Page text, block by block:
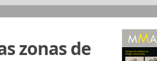
ARQUEOLOGÍA ENTRENAMIENTO
zonas de